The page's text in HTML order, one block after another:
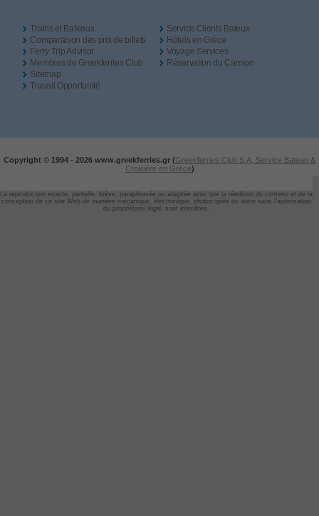
Trains et Bateaux
Comparaison des prix de billets
Ferry Trip Advisor
Membres de Greekferries Club
Sitemap
Travail Opportunité
Service Clients Bateux
Hôtels en Grèce
Voyage Services
Réservation du Camion
Copyright © 1994 - 2026 www.greekferries.gr (Greekferries Club S.A, Service Bateau &
Croisière en Grèce)
La reproduction exacte, partielle, brève, paraphrasée ou adaptée ainsi que la réedition du contenu et de la
conception de ce site Web de manière mécanique, électronique, photocopiée ou autre sans l'autorisation
du propriétaire légal, sont interdites.